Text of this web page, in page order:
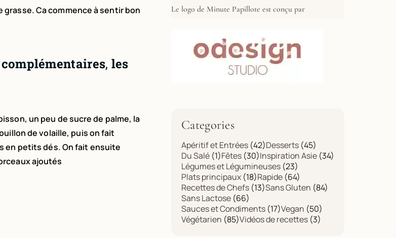
grasse. Ca commence à sentir bon
, les
un peu de sucre de palme, la
de volaille, puis on fait
en petits dés. On fait ensuite
ajoutés
Le logo de Minute Papillote est conçu par
Categories
Apéritif et Entrées (42)Desserts (45)
Du Salé (1)Fêtes (30)Inspiration Asie (34)
Légumes et Légumineuses (23)
Plats principaux (18)Rapide (64)
Recettes de Chefs (13)Sans Gluten (84)
Sans Lactose (66)
Sauces et Condiments (17)Vegan (50)
Végétarien (85)Vidéos de recettes (3)